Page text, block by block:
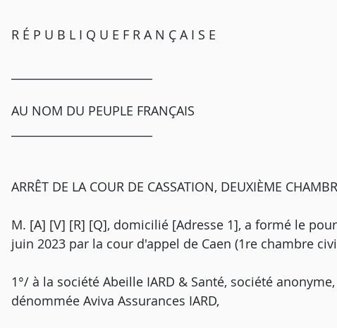
R É P U B L I Q U E F R A N Ç A I S E
AU NOM DU PEUPLE FRANÇAIS
ARRÊT DE LA COUR DE CASSATION, DEUXIÈME
M. [A] [V] [R] [Q], domicilié [Adresse 1], a formé le
juin 2023 par la cour d'appel de Caen (1re chambre
1°/ à la société Abeille IARD & Santé, société
dénommée Aviva Assurances IARD,